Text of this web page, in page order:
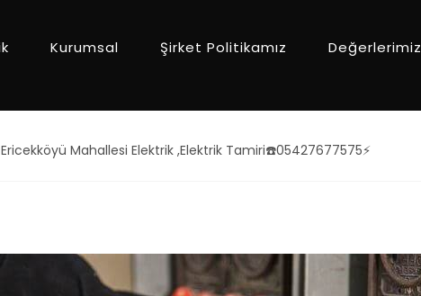
Kurumsal Şirket Politikamız Değerlerimiz
Ericekköyü Mahallesi Elektrik ,Elektrik Tamiri☎️05427677575⚡